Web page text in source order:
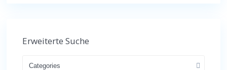
Erweiterte Suche
Categories